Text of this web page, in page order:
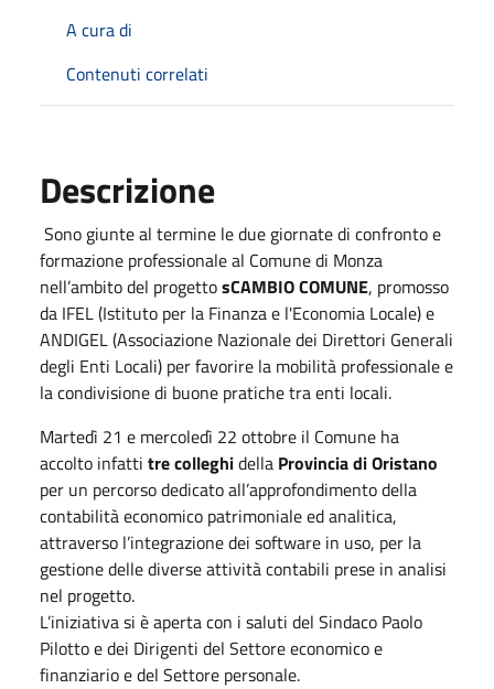
A cura di
Contenuti correlati
Descrizione
Sono giunte al termine le due giornate di confronto e
formazione professionale al Comune di Monza
nell’ambito del progettosCAMBIO COMUNE, promosso
da IFEL (Istituto per la Finanza e l'Economia Locale) e
ANDIGEL (Associazione Nazionale dei Direttori Generali
degli Enti Locali) per favorire la mobilità professionale e
la condivisione di buone pratiche tra enti locali.
Martedì 21 e mercoledì 22 ottobre il Comune ha
accolto infatti tre colleghidella Provincia di Oristano
per un percorso dedicato all’approfondimento della
contabilità economico patrimoniale ed analitica,
attraverso l’integrazione dei software in uso, per la
gestione delle diverse attività contabili prese in analisi
nel progetto.
L’iniziativa si è aperta con i saluti del Sindaco Paolo
Pilotto e dei Dirigenti del Settore economico e
finanziario e del Settore personale.